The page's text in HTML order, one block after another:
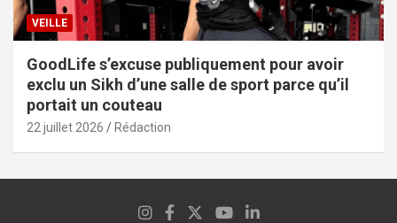
VEILLE
GoodLife s’excuse publiquement pour avoir
exclu un Sikh d’une salle de sport parce qu’il
portait un couteau
22 juillet 2026 Rédaction